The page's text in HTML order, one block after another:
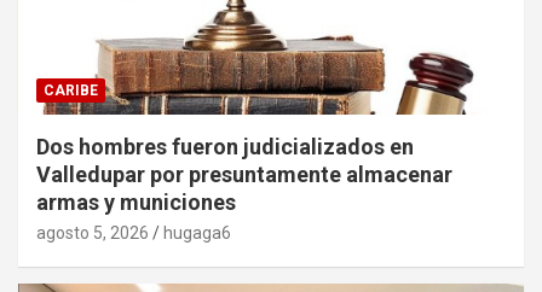
CARIBE
Dos hombres fueron judicializados en
Valledupar por presuntamente almacenar
armas y municiones
agosto 5, 2026 hugaga6